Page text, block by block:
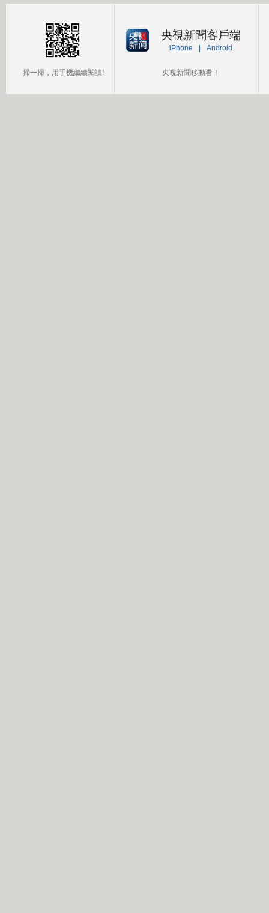
掃一掃，用手機繼續閱讀!
央視新聞客戶端
iPhone | Android
央視新聞移動看！